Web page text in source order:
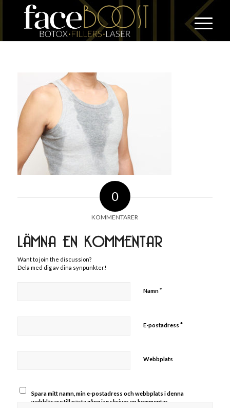
0
KOMMENTARER
LÄMNA EN KOMMENTAR
Want to join the discussion?
Dela med dig av dina synpunkter!
Namn*
E-postadress *
Webbplats
Spara mitt namn, min e-postadress och webbplats i denna
webbläsare till nästa gång jag skriver en kommentar.